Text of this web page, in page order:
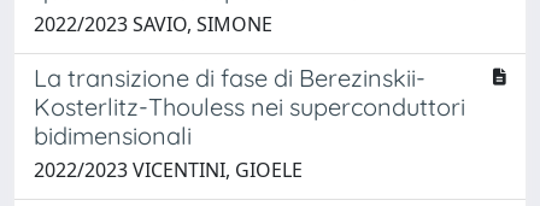
2022/2023 SAVIO, SIMONE
La transizione di fase di Berezinskii-
Kosterlitz-Thouless nei superconduttori
bidimensionali
2022/2023 VICENTINI, GIOELE